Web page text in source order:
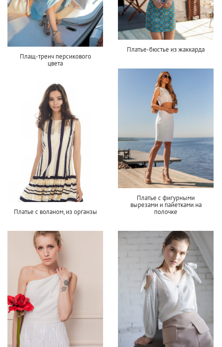
Платье-бюстье из жаккарда
Плащ-тренч персикового
цвета
Платье с фигурными
вырезами и пайетками на
полочке
Платье с воланом, из органзы